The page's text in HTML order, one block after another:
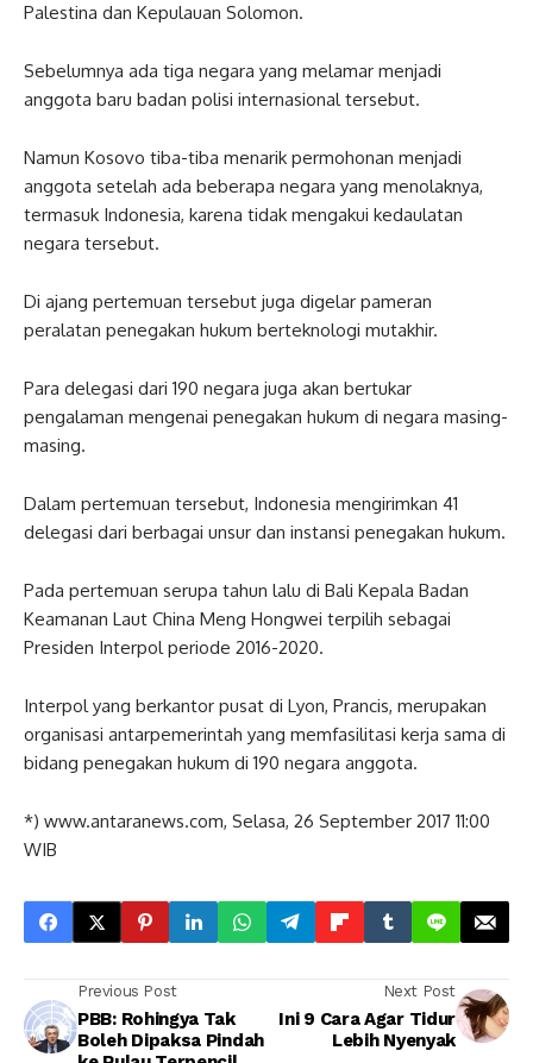
Palestina dan Kepulauan Solomon.
Sebelumnya ada tiga negara yang melamar menjadi
anggota baru badan polisi internasional tersebut.
Namun Kosovo tiba-tiba menarik permohonan menjadi
anggota setelah ada beberapa negara yang menolaknya,
termasuk Indonesia, karena tidak mengakui kedaulatan
negara tersebut.
Di ajang pertemuan tersebut juga digelar pameran
peralatan penegakan hukum berteknologi mutakhir.
Para delegasi dari 190 negara juga akan bertukar
pengalaman mengenai penegakan hukum di negara masing-
masing.
Dalam pertemuan tersebut, Indonesia mengirimkan 41
delegasi dari berbagai unsur dan instansi penegakan hukum.
Pada pertemuan serupa tahun lalu di Bali Kepala Badan
Keamanan Laut China Meng Hongwei terpilih sebagai
Presiden Interpol periode 2016-2020.
Interpol yang berkantor pusat di Lyon, Prancis, merupakan
organisasi antarpemerintah yang memfasilitasi kerja sama di
bidang penegakan hukum di 190 negara anggota.
*) www.antaranews.com, Selasa, 26 September 2017 11:00
WIB
Previous Post
PBB: Rohingya Tak
Boleh Dipaksa Pindah
Next Post
Ini 9 Cara Agar Tidur
Lebih Nyenyak